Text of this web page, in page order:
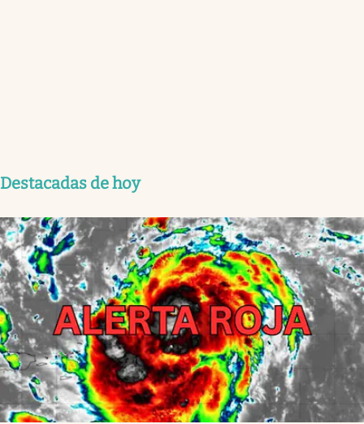
Destacadas de hoy